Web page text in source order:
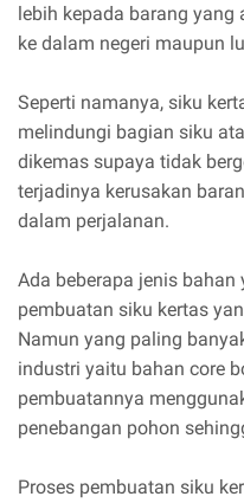
lebih kepada barang
ke dalam negeri maupun
Seperti namanya, siku
melindungi bagian siku
dikemas supaya tidak
terjadinya kerusakan
dalam perjalanan.
Ada beberapa jenis
pembuatan siku kertas
Namun yang paling
industri yaitu bahan core
pembuatannya
penebangan pohon
Proses pembuatan siku